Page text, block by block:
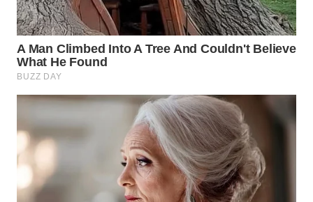
WN
MAJALENGKA
WN
SUBANG
WN
SUKABUMI
PURWAKARTA